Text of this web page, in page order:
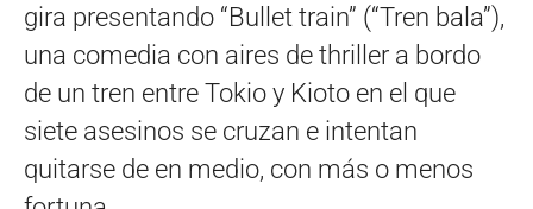
gira presentando “Bullet train” (“Tren bala”),
una comedia con aires de thriller a bordo
de un tren entre Tokio y Kioto en el que
siete asesinos se cruzan e intentan
quitarse de en medio, con más o menos